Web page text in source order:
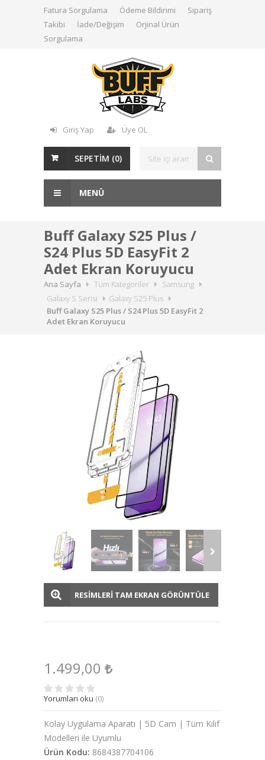
Fatura Sorgulama Ödeme Bildirimi
Sipariş
Takibi
İade/Değişim
Orjinal Ürün
Sorgulama
Giriş Yap Üye OL
SEPETİM (0)
MENÜ
Buff Galaxy S25 Plus /
S24 Plus 5D EasyFit 2
Adet Ekran Koruyucu
Ana Sayfa Tüm Kategoriler
Samsung
Galaxy S Serisi
Galaxy S25 Plus
Buff Galaxy S25 Plus / S24 Plus 5D EasyFit 2
Adet Ekran Koruyucu
RESİMLERİ TAM EKRAN GÖRÜNTÜLE
1.499,00
Yorumları oku (0)
Kolay Uygulama Aparatı | 5D Cam | Tüm Kılıf
Modelleri ile Uyumlu
Ürün Kodu: 8684387704106